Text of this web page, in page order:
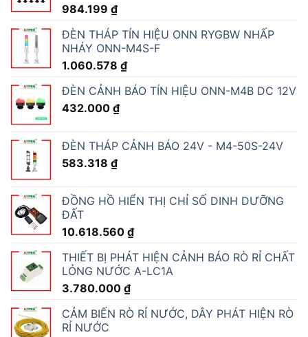
984.199 ₫
ĐÈN THÁP TÍN HIỆU ONN RYGBW NHẤP
NHÁY ONN-M4S-F
1.060.578 ₫
ĐÈN CẢNH BÁO TÍN HIỆU ONN-M4B DC 12V
432.000 ₫
ĐÈN THÁP CẢNH BÁO 24V - M4-50S-24V
583.318 ₫
ĐỒNG HỒ HIỂN THỊ CHỈ SỐ DINH DƯỠNG
ĐẤT
10.618.560 ₫
THIẾT BỊ PHÁT HIỆN CẢNH BÁO RÒ RỈ CHẤT
LỎNG NƯỚC A-LC1A
3.780.000 ₫
CẢM BIẾN RÒ RỈ NƯỚC, DÂY PHÁT HIỆN RÒ
RỈ NƯỚC